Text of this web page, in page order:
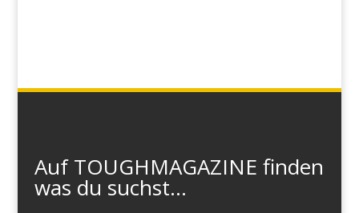
Auf TOUGHMAGAZINE finden
was du suchst...